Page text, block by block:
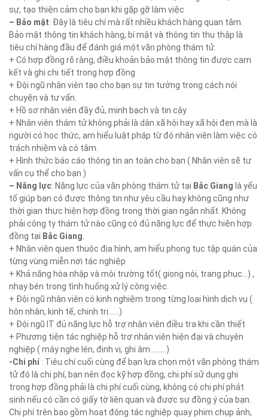
sự, tạo thiện cảm cho bạn khi gặp gỡ làm việc
– Bảo mật: Đây là tiêu chí mà rất nhiều khách hàng quan tâm.
Bảo mật thông tin khách hàng, bí mật và thông tin thu thập là
tiêu chí hàng đầu để đánh giá một văn phòng thám tử.
+ Có hợp đồng rõ ràng, điều khoản bảo mật thông tin được cam
kết và ghi chi tiết trong hợp đồng
+ Đội ngũ nhân viên tạo cho bạn sự tin tưởng trong cách nói
chuyện và tư vấn.
+ Hồ sơ nhân viên đầy đủ, minh bạch và tin cậy
+ Nhân viên thám tử không phải là dân xã hội hay xã hội đen mà là
người có học thức, am hiểu luật pháp từ đó nhân viên làm việc có
trách nhiệm và có tâm.
+ Hình thức báo cáo thông tin an toàn cho bạn ( Nhân viên sẽ tư
vấn cụ thể cho bạn )
– Năng lực: Năng lực của văn phòng thám tử tại Bắc Giang là yếu
tố giúp bạn có được thông tin như yêu cầu hay không cũng như
thời gian thực hiện hợp đồng trong thời gian ngắn nhất. Không
phải công ty thám tử nào cũng có đủ năng lực để thực hiện hợp
đồng tại Bắc Giang.
+ Nhân viên quen thuộc địa hình, am hiểu phong tục tập quán của
từng vùng miễn nơi tác nghiệp
+ Khả năng hòa nhập và môi trường tốt( giọng nói, trang phục…) ,
nhạy bén trong tình huống xử lý công việc.
+ Đội ngũ nhân viên có kinh nghiệm trong từng loại hình dịch vụ (
hôn nhân, kinh tế, chinh trị……)
+ Đội ngũ IT đủ năng lực hỗ trợ nhân viên điều tra khi cần thiết
+ Phương tiện tác nghiệp hỗ trợ nhân viên hiện đại và chuyên
nghiệp ( máy nghe lén, định vị, ghi âm………)
-Chi phí : Tiêu chí cuối cùng để bạn lựa chọn một văn phòng thám
tử đó là chi phí, bạn nên đọc kỹ hợp đồng, chi phí sử dụng ghi
trong hợp đồng phải là chi phí cuối cùng, không có chi phí phát
sinh nếu có cần có giấy tờ liên quan và được sự đồng ý của bạn.
Chi phí trên bao gồm hoạt động tác nghiệp quay phim chụp ảnh,